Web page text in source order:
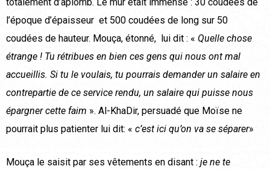
l’époque d’épaisseur et 500 coudées de long sur 50
coudées de hauteur. Mouça, étonné, lui dit : « Quelle chose
étrange ! Tu rétribues en bien ces gens qui nous ont mal
accueillis. Si tu le voulais, tu pourrais demander un salaire en
contrepartie de ce service rendu, un salaire qui puisse nous
épargner cette faim ». Al-KhaDir, persuadé que Moïse ne
pourrait plus patienter lui dit: « c’est ici qu’on va se séparer»
Mouça le saisit par ses vêtements en disant : je ne te